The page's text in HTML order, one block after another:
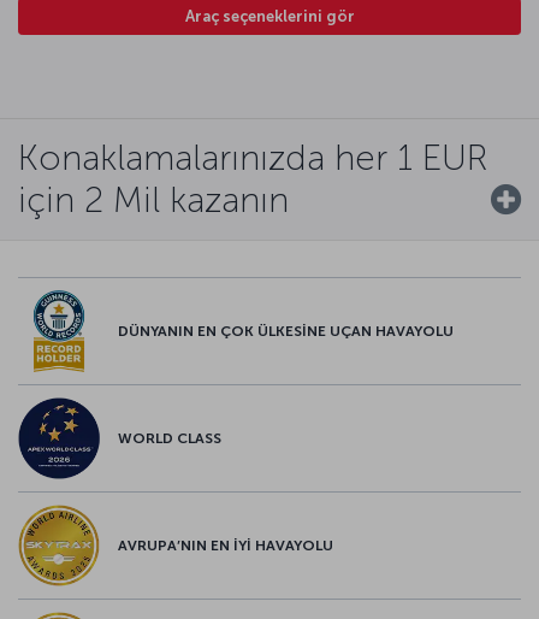
Araç seçeneklerini gör
Konaklamalarınızda her 1 EUR
için 2 Mil kazanın
DÜNYANIN EN ÇOK ÜLKESİNE UÇAN HAVAYOLU
WORLD CLASS
AVRUPA’NIN EN İYİ HAVAYOLU